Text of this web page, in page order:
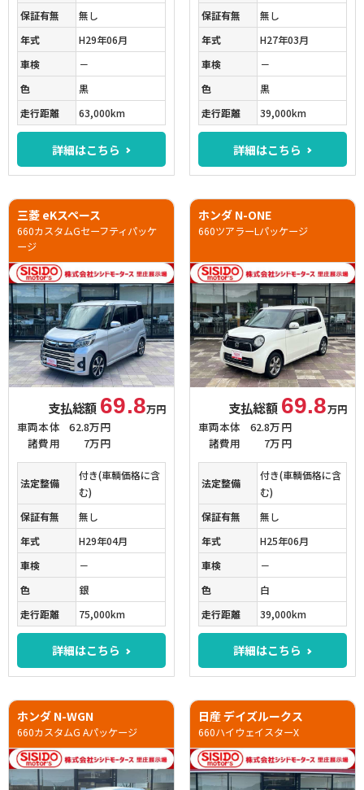
保証有無
無し
年式
H29年06月
車検
－
色
黒
走行距離
63,000km
詳細はこちら
保証有無
無し
年式
H27年03月
車検
－
色
黒
走行距離
39,000km
詳細はこちら
三菱 eKスペース
660カスタムGセーフティパッケ
ージ
支払総額 69.8万円
車両本体
62.8万円
諸費用
7万円
法定整備
付き(車輌価格に含
む)
保証有無
無し
年式
H29年04月
車検
－
色
銀
走行距離
75,000km
詳細はこちら
ホンダ N-ONE
660ツアラーLパッケージ
支払総額 69.8万円
車両本体
62.8万円
諸費用
7万円
法定整備
付き(車輌価格に含
む)
保証有無
無し
年式
H25年06月
車検
－
色
白
走行距離
39,000km
詳細はこちら
ホンダ N-WGN
660カスタムG Aパッケージ
日産 デイズルークス
660ハイウェイスターX